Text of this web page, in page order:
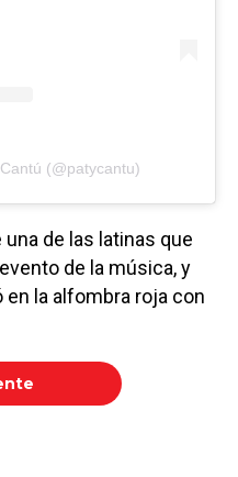
(@patycantu)
de las latinas que
de la música, y
la alfombra roja con